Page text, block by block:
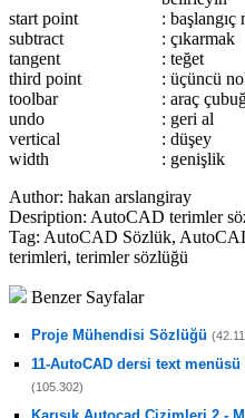
start point
: başlangıç
subtract
: çıkarmak
tangent
: teğet
third point
: üçüncü
toolbar
: araç
undo
: geri al
vertical
: düşey
width
: genişlik
Author: hakan arslangiray
Desription: AutoCAD terimler
Tag: AutoCAD Sözlük,
terimleri, terimler sözlüğü
Benzer Sayfalar
Proje Mühendisi Sözlüğü
11-AutoCAD dersi text
(105.302)